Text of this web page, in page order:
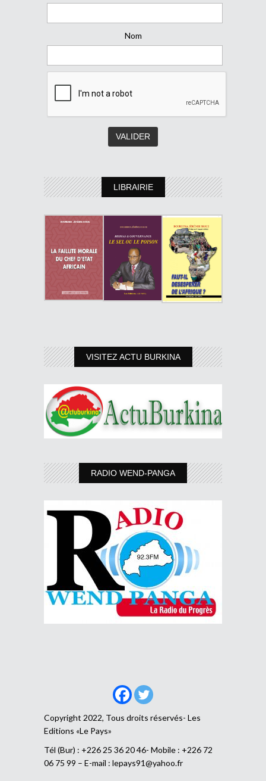
Nom
LIBRAIRIE
VISITEZ ACTU BURKINA
RADIO WEND-PANGA
Copyright 2022, Tous droits réservés- Les
Editions «Le Pays»
Tél (Bur) : +226 25 36 20 46- Mobile : +226 72
06 75 99 – E-mail : lepays91@yahoo.fr